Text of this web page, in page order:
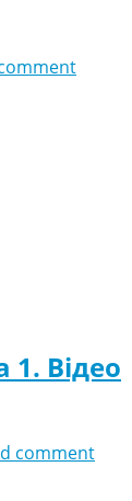
1. Відео
comment